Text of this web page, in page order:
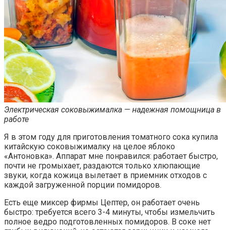
Электрическая соковыжималка — надежная помощница в
работе
Я в этом году для приготовления томатного сока купила
китайскую соковыжималку на целое яблоко
«Антоновка». Аппарат мне понравился: работает быстро,
почти не громыхает, раздаются только хлюпающие
звуки, когда кожица вылетает в приемник отходов с
каждой загруженной порции помидоров.
Есть еще миксер фирмы Цептер, он работает очень
быстро: требуется всего 3-4 минуты, чтобы измельчить
полное ведро подготовленных помидоров. В соке нет